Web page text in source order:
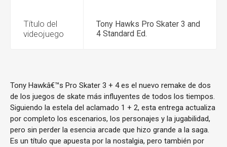
Título del
videojuego
Tony Hawks Pro Skater 3 and
4 Standard Ed.
Tony Hawkâ€™s Pro Skater 3 + 4 es el nuevo remake de dos
de los juegos de skate más influyentes de todos los tiempos.
Siguiendo la estela del aclamado 1 + 2, esta entrega actualiza
por completo los escenarios, los personajes y la jugabilidad,
pero sin perder la esencia arcade que hizo grande a la saga.
Es un título que apuesta por la nostalgia, pero también por